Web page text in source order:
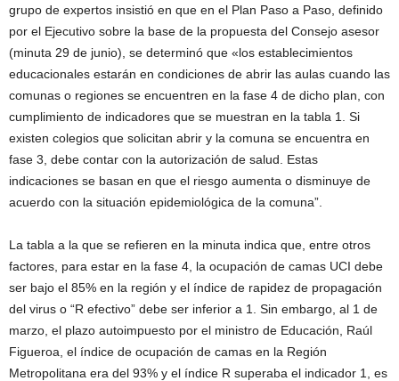
grupo de expertos insistió en que en el Plan Paso a Paso, definido
por el Ejecutivo sobre la base de la propuesta del Consejo asesor
(minuta 29 de junio), se determinó que «los establecimientos
educacionales estarán en condiciones de abrir las aulas cuando las
comunas o regiones se encuentren en la fase 4 de dicho plan, con
cumplimiento de indicadores que se muestran en la tabla 1. Si
existen colegios que solicitan abrir y la comuna se encuentra en
fase 3, debe contar con la autorización de salud. Estas
indicaciones se basan en que el riesgo aumenta o disminuye de
acuerdo con la situación epidemiológica de la comuna”.
La tabla a la que se refieren en la minuta indica que, entre otros
factores, para estar en la fase 4, la ocupación de camas UCI debe
ser bajo el 85% en la región y el índice de rapidez de propagación
del virus o “R efectivo” debe ser inferior a 1. Sin embargo, al 1 de
marzo, el plazo autoimpuesto por el ministro de Educación, Raúl
Figueroa, el índice de ocupación de camas en la Región
Metropolitana era del 93% y el índice R superaba el indicador 1, es